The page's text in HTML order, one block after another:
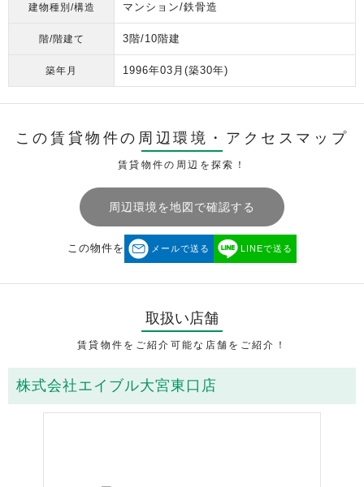
建物種別/構造 マンション/鉄骨造
階/階建て 3階/10階建
築年月 1996年03月 (築30年)
この賃貸物件の周辺環境・ アクセスマップ
賃貸物件の周辺を探索！
周辺環境を地図で確認する
この物件を メールで送る LINEで送る
取扱い店舗
賃貸物件をご紹介可能な店舗をご紹介！
株式会社エイブル大宮東口店